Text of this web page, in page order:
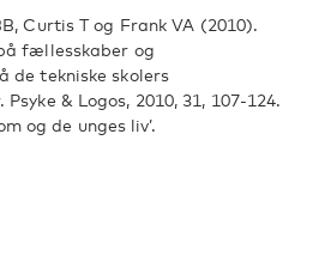
Curtis T og Frank VA (2010).
fællesskaber og
de tekniske skolers
& Logos, 2010, 31, 107-124.
og de unges liv’.